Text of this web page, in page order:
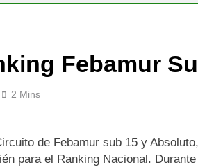
Febamur
2 Mins
de Febamur sub 15 y
para el Ranking Nacional.